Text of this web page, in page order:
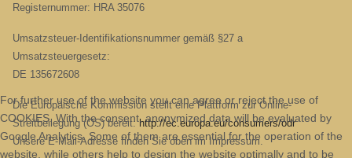
Registernummer: HRA 35076
Umsatzsteuer-Identifikationsnummer gemäß §27 a
Umsatzsteuergesetz:
DE 135672608
Die Europäische Kommission stellt eine Plattform zur Online-
Streitbeilegung (OS) bereit:http://ec.europa.eu/consumers/odr
Unsere E-Mail-Adresse finden Sie oben im Impressum.
For further use of the website you can agree or reject the use of
COOKIES. With the consent, anonymized data will be evaluated by
Google Analytics. Some of them are essential for the operation of the
website, while others help to design the website optimally and to be